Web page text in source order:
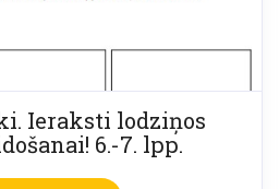
Ieraksti lodziņos
6.-7. lpp.